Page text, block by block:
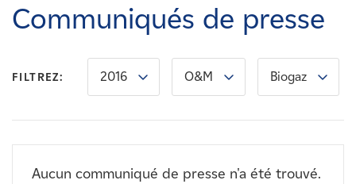
Carrières
Nouvelles
Affiliés
Communiqués de presse
FILTREZ: 2016 O&M Biogaz
Aucun communiqué de presse n'a été trouvé.